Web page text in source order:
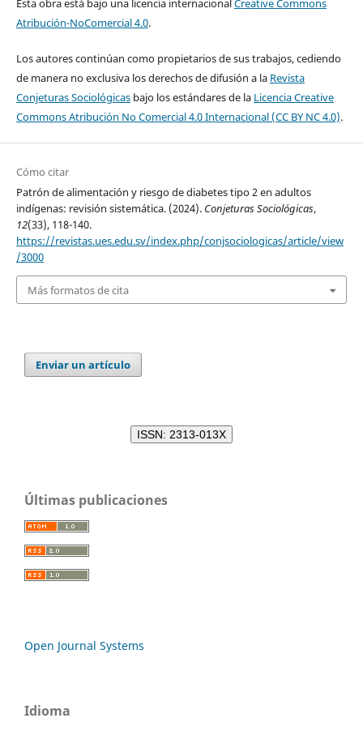
Esta obra está bajo una licencia internacionalCreative Commons
Atribución-NoComercial 4.0.
Los autores continúan como propietarios de sus trabajos, cediendo
de manera no exclusiva los derechos de difusión a la Revista
Conjeturas Sociológicasbajo los estándares de la Licencia Creative
Commons Atribución No Comercial 4.0 Internacional (CC BY NC 4.0).
Cómo citar
Patrón de alimentación y riesgo de diabetes tipo 2 en adultos
indígenas: revisión sistemática. (2024). Conjeturas Sociológicas,
12(33), 118-140.
https://revistas.ues.edu.sv/index.php/conjsociologicas/article/view
/3000
Más formatos de cita
Enviar un artículo
ISSN: 2313-013X
Últimas publicaciones
Open Journal Systems
Idioma